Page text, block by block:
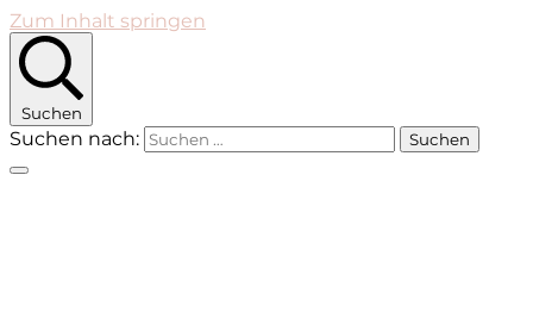
Zum Inhalt springen
Suchen
Suchen nach: